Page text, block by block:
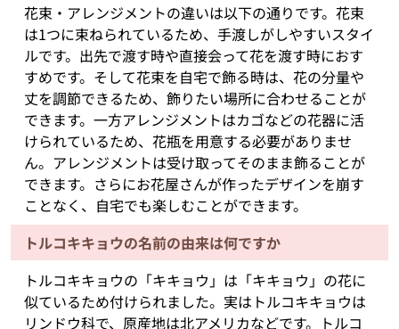
花束・アレンジメントの違いは以下の通りです。花束
は1つに束ねられているため、手渡しがしやすいスタイ
ルです。出先で渡す時や直接会って花を渡す時におす
すめです。そして花束を自宅で飾る時は、花の分量や
丈を調節できるため、飾りたい場所に合わせることが
できます。一方アレンジメントはカゴなどの花器に活
けられているため、花瓶を用意する必要がありませ
ん。アレンジメントは受け取ってそのまま飾ることが
できます。さらにお花屋さんが作ったデザインを崩す
ことなく、自宅でも楽しむことができます。
トルコキキョウの名前の由来は何ですか
トルコキキョウの「キキョウ」は「キキョウ」の花に
似ているため付けられました。実はトルコキキョウは
リンドウ科で、原産地は北アメリカなどです。トルコ